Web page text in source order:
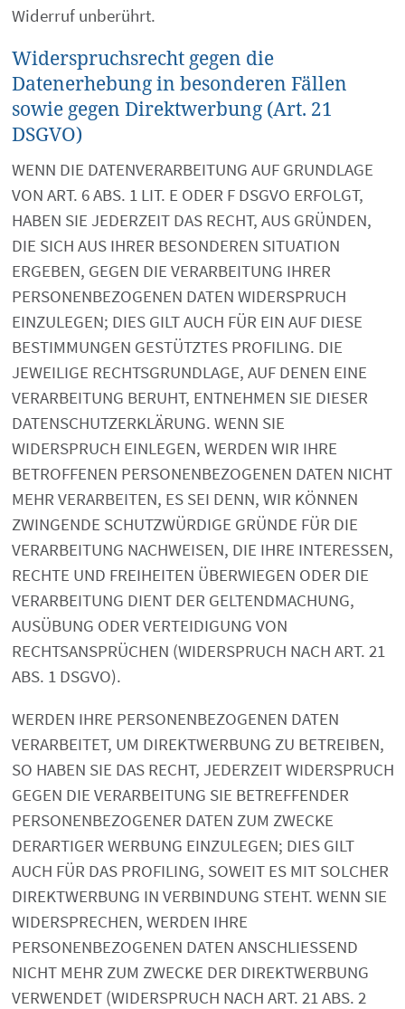
Widerruf unberührt.
Widerspruchsrecht gegen die
Datenerhebung in besonderen Fällen
sowie gegen Direktwerbung (Art. 21
DSGVO)
WENN DIE DATENVERARBEITUNG AUF GRUNDLAGE
VON ART. 6 ABS. 1 LIT. E ODER F DSGVO ERFOLGT,
HABEN SIE JEDERZEIT DAS RECHT, AUS GRÜNDEN,
DIE SICH AUS IHRER BESONDEREN SITUATION
ERGEBEN, GEGEN DIE VERARBEITUNG IHRER
PERSONENBEZOGENEN DATEN WIDERSPRUCH
EINZULEGEN; DIES GILT AUCH FÜR EIN AUF DIESE
BESTIMMUNGEN GESTÜTZTES PROFILING. DIE
JEWEILIGE RECHTSGRUNDLAGE, AUF DENEN EINE
VERARBEITUNG BERUHT, ENTNEHMEN SIE DIESER
DATENSCHUTZERKLÄRUNG. WENN SIE
WIDERSPRUCH EINLEGEN, WERDEN WIR IHRE
BETROFFENEN PERSONENBEZOGENEN DATEN NICHT
MEHR VERARBEITEN, ES SEI DENN, WIR KÖNNEN
ZWINGENDE SCHUTZWÜRDIGE GRÜNDE FÜR DIE
VERARBEITUNG NACHWEISEN, DIE IHRE INTERESSEN,
RECHTE UND FREIHEITEN ÜBERWIEGEN ODER DIE
VERARBEITUNG DIENT DER GELTENDMACHUNG,
AUSÜBUNG ODER VERTEIDIGUNG VON
RECHTSANSPRÜCHEN (WIDERSPRUCH NACH ART. 21
ABS. 1 DSGVO).
WERDEN IHRE PERSONENBEZOGENEN DATEN
VERARBEITET, UM DIREKTWERBUNG ZU BETREIBEN,
SO HABEN SIE DAS RECHT, JEDERZEIT WIDERSPRUCH
GEGEN DIE VERARBEITUNG SIE BETREFFENDER
PERSONENBEZOGENER DATEN ZUM ZWECKE
DERARTIGER WERBUNG EINZULEGEN; DIES GILT
AUCH FÜR DAS PROFILING, SOWEIT ES MIT SOLCHER
DIREKTWERBUNG IN VERBINDUNG STEHT. WENN SIE
WIDERSPRECHEN, WERDEN IHRE
PERSONENBEZOGENEN DATEN ANSCHLIESSEND
NICHT MEHR ZUM ZWECKE DER DIREKTWERBUNG
VERWENDET (WIDERSPRUCH NACH ART. 21 ABS. 2